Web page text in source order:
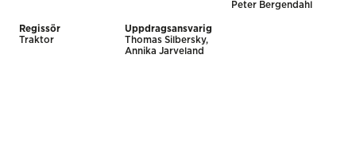
Peter Bergendahl
Regissör
Traktor
Uppdragsansvarig
Thomas Silbersky,
Annika Jarveland